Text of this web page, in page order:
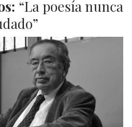
“La poesía nunca